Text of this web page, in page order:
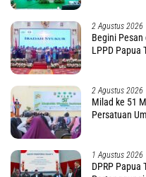
2 Agustus 2026
Begini Pesan
LPPD Papua
2 Agustus 2026
Milad ke 51
Persatuan
1 Agustus 2026
DPRP Papua